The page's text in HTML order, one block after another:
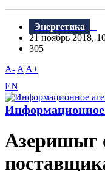
Энергетика
21 ноябрь 2018,
305
A- A A+
EN
Информационное
Азеришыг